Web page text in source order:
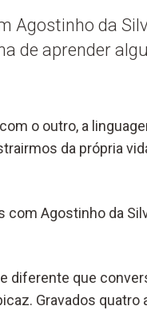
Agostinho da
de aprender
o outro, a
da própria
Agostinho da
diferente que
Gravados quatro